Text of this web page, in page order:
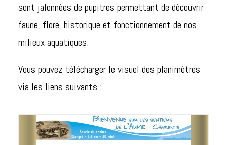
sont jalonnées de pupitres permettant de découvrir
faune, flore, historique et fonctionnement de nos
milieux aquatiques.
Vous pouvez télécharger le visuel des planimètres
via les liens suivants :